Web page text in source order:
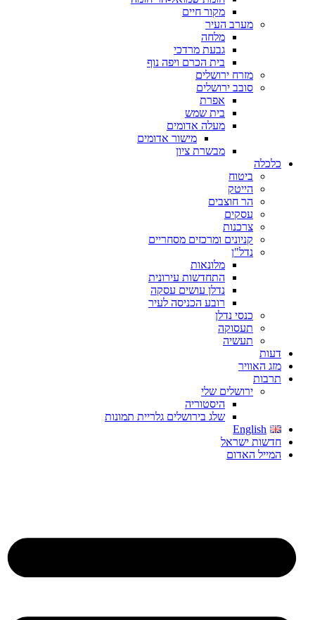
מקור חיים
מערב העיר
מלחה
גבעת מרדכי
בית הכרם ויפה נוף
מזרח ירושלים
סובב ירושלים
אפרת
בית שמש
מעלה אדומים
מישור אדומים
מבשרת ציון
כלכלה
ביטוח
הייטק
הר חוצבים
עסקים
צרכנות
קניונים ומרכזים מסחריים
נדל"ן
מלונאות
התחדשות עירונית
נדלן עושים עסקה
רובע הכניסה לעיר
כנסי נדלן
תעסוקה
תעשיה
דעות
מזג האוויר
תרבות
ירושלים שלי
היסטוריה
שלג בירושלים גלריית תמונות
English
חדשות ישראל
המייל האדום